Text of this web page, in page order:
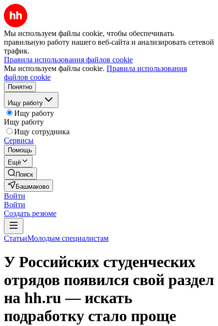
Мы используем файлы cookie, чтобы обеспечивать
правильную работу нашего веб-сайта и анализировать сетевой
трафик.
Правила использования файлов cookie
Мы используем файлы cookie. Правила использования
файлов cookie
Понятно
Ищу работу
Ищу работу
Ищу работу
Ищу сотрудника
Сервисы
Помощь
Ещё
Поиск
Башмаково
Войти
Войти
Создать резюме
СтатьиМолодым специалистам
У Российских студенческих
отрядов появился свой раздел
на hh.ru — искать
подработку стало проще